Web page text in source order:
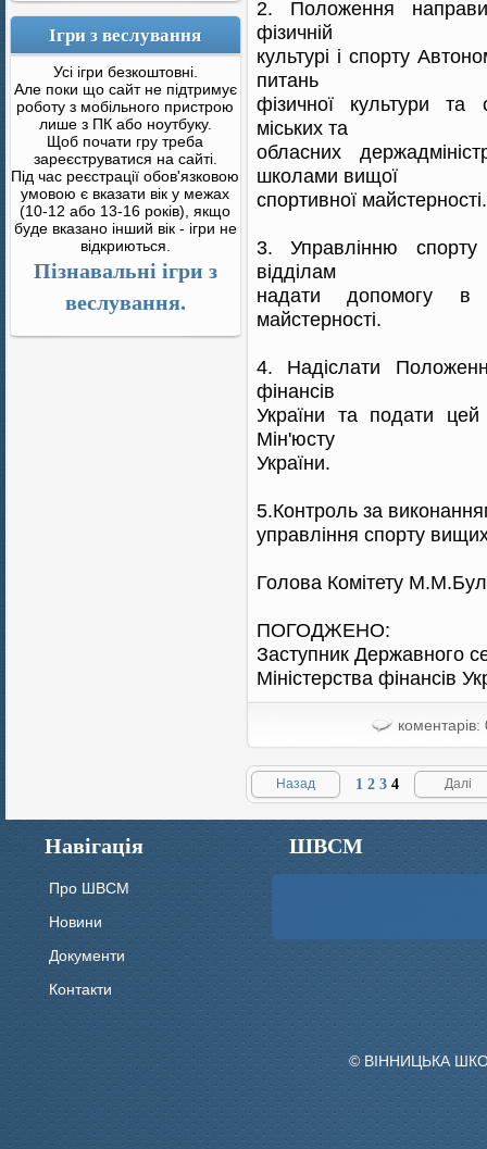
Ігри з веслування
Усі ігри безкоштовні.
Але поки що сайт не підтримує
роботу з мобільного пристрою
лише з ПК або ноутбуку.
Щоб почати гру треба
зареєструватися на сайті.
Під час реєстрації обов'язковою
умовою є вказати вік у межах
(10-12 або 13-16 років), якщо
буде вказано інший вік - ігри не
відкриються.
Пізнавальні ігри з
веслування.
2. Положення
фізичній
культурі і спорту
питань
фізичної культури та
міських та
обласних
школами вищої
спортивної майстерності.
3. Управлінню
відділам
надати допомогу в
майстерності.
4. Надіслати
фінансів
України та подати
Мін'юсту
України.
5.Контроль за
управління спорту
Голова Комітету
ПОГОДЖЕНО:
Заступник Державного
Міністерства фінансів
коментарів:
Назад 1 2 3 4 Далі
Навігація
Про ШВСМ
Новини
Документи
Контакти
ШВСМ
© ВІННИЦЬКА